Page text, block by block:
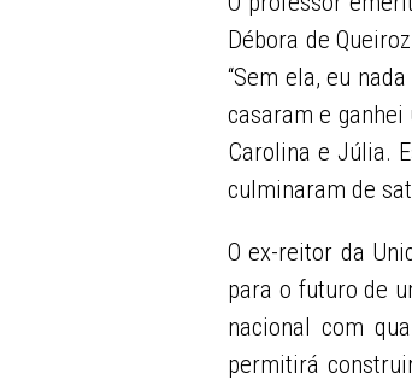
Débora de
“Sem ela, eu
casaram e
Carolina e Júlia.
culminaram de
O ex-reitor da
para o futuro de
nacional com
permitirá